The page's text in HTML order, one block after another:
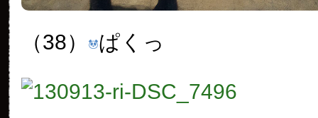
（38） ぱくっ